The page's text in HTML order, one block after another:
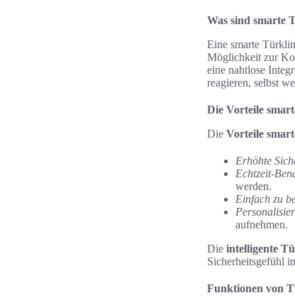
Was sind smarte
Eine smarte
Möglichkeit zur
eine nahtlose
reagieren, selbst
Die Vorteile
Die Vorteile
Erhöhte
Echtzeit-
werden.
Einfach zu
aufnehmen.
Die intelligente
Sicherheitsgefühl
Funktionen von